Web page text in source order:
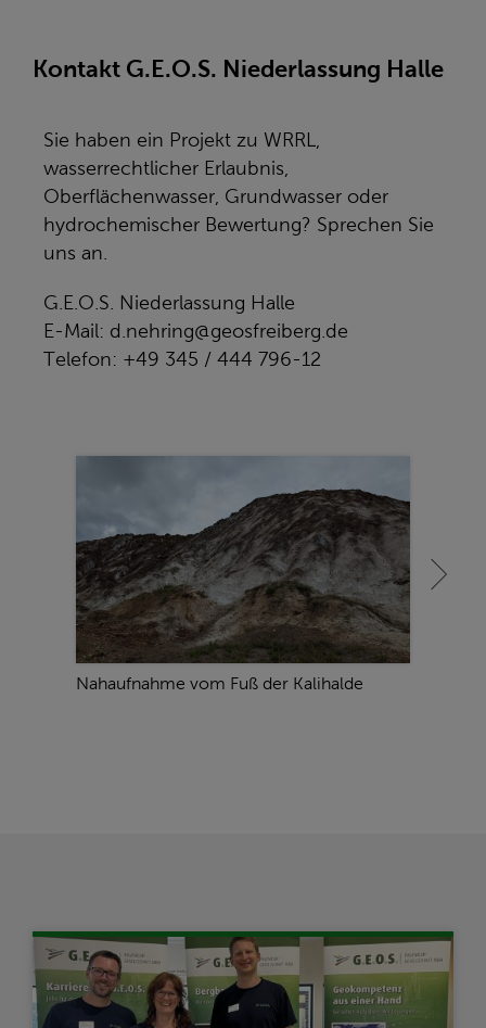
Kontakt G.E.O.S. Niederlassung Halle
Sie haben ein Projekt zu WRRL,
wasserrechtlicher Erlaubnis,
Oberflächenwasser, Grundwasser oder
hydrochemischer Bewertung? Sprechen Sie
uns an.
G.E.O.S. Niederlassung Halle
E-Mail: d.nehring@geosfreiberg.de
Telefon: +49 345 / 444 796-12
Nahaufnahme vom Fuß der Kalihalde